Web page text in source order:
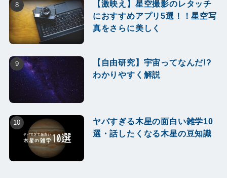
【激映え】星空撮影のレタッチ
におすすめアプリ5選！！星空写
真をさらに美しく
【自由研究】宇宙ってなんだ!?
わかりやすく解説
ヤバすぎる木星の面白い雑学10
選・話したくなる木星の豆知識